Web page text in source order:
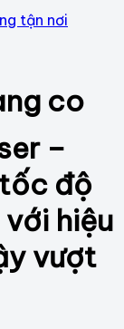
tận nơi
co
–
độ
hiệu
vượt